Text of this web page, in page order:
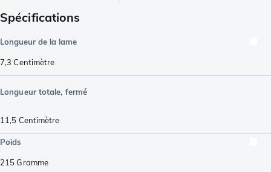
Spécifications
Longueur de la lame
7,3 Centimètre
Longueur totale, fermé
11,5 Centimètre
Poids
215Gramme